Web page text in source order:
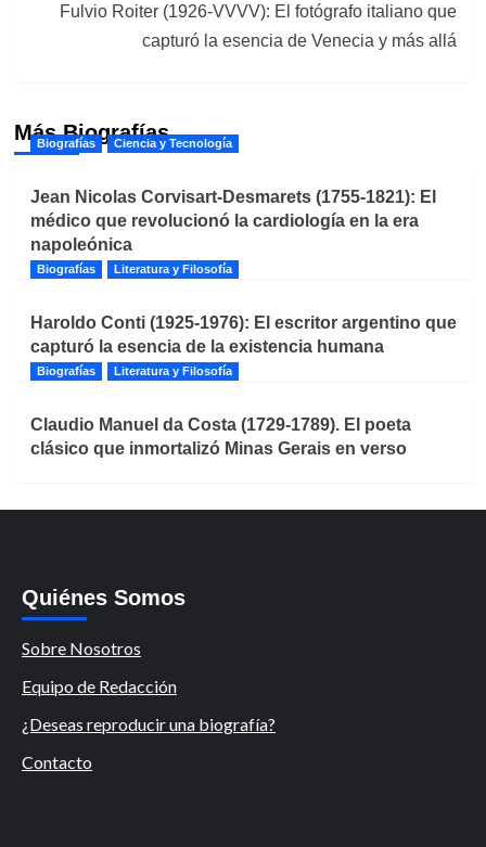
Fulvio Roiter (1926-VVVV): El fotógrafo italiano que
capturó la esencia de Venecia y más allá
Más Biografías
Biografías Ciencia y Tecnología
Jean Nicolas Corvisart-Desmarets (1755-1821): El
médico que revolucionó la cardiología en la era
napoleónica
Biografías Literatura y Filosofía
Haroldo Conti (1925-1976): El escritor argentino que
capturó la esencia de la existencia humana
Biografías Literatura y Filosofía
Claudio Manuel da Costa (1729-1789). El poeta
clásico que inmortalizó Minas Gerais en verso
Quiénes Somos
Sobre Nosotros
Equipo de Redacción
¿Deseas reproducir una biografía?
Contacto